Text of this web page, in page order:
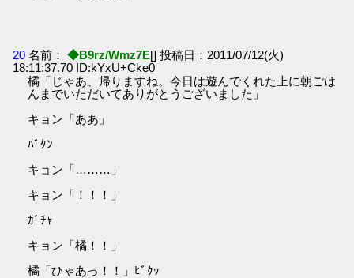
20 名前： ◆B9rz/Wmz7E[] 投稿日：2011/07/12(火)
18:11:37.70 ID:kYxU+Cke0
橘「じゃあ、帰りますね。今日は遊んでくれた上に朝ごは
んまでいただいてありがとうございました」
キョン「ああ」
ﾊﾞﾀﾝ
キョン「………」
キョン「！！！」
ｶﾞﾁｬ
キョン「橘！！」
橘「ひゃあっ！！」ﾋﾞｸｯ